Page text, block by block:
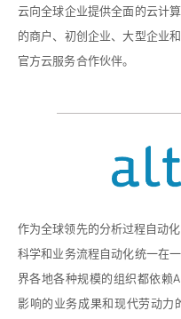
云向全球企业提供全面的云计
的商户、初创企业、大型企业
官方云服务合作伙伴。
作为全球领先的分析过程自动
科学和业务流程自动化统一在
界各地各种规模的组织都依赖
影响的业务成果和现代劳动力